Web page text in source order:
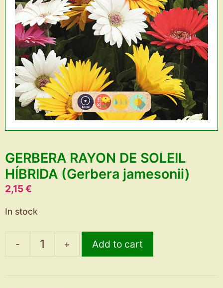
GERBERA RAYON DE SOLEIL
HÍBRIDA (Gerbera jamesonii)
2,15€
In stock
-
GERBERA
DE
+ Add to cart